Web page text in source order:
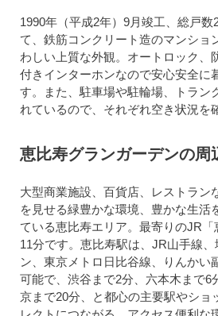
1990年（平成2年）9月竣工、総戸数
て、鉄筋コンクリート造のマンショ
わしい上質な外観。オートロック、
付きインターホンなので安心安全に
す。また、駐車場や駐輪場、トラン
れているので、それぞれ空き状況を
恵比寿グランガーデンの周
大型商業施設、百貨店、レストラン
を見せる緑豊かな環境、豊かな生活
ている恵比寿エリア。最寄りのJR
11分です。恵比寿駅は、JR山手線
ン、東京メトロ日比谷線、りんかい
可能で、渋谷まで2分、六本木まで6
京まで20分、と都心の主要駅やショ